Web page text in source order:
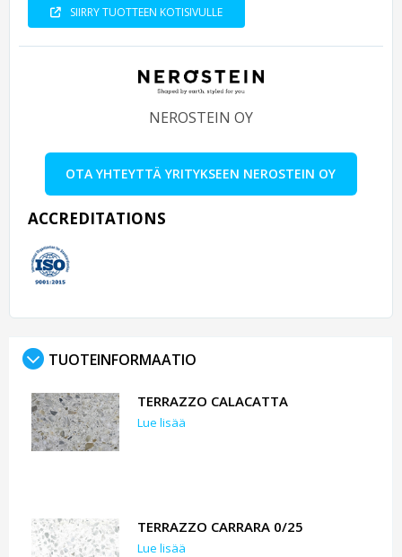
SIIRRY TUOTTEEN KOTISIVULLE
NEROSTEIN OY
OTA YHTEYTTÄ YRITYKSEEN NEROSTEIN OY
ACCREDITATIONS
TUOTEINFORMAATIO
TERRAZZO CALACATTA
Lue lisää
TERRAZZO CARRARA 0/25
Lue lisää